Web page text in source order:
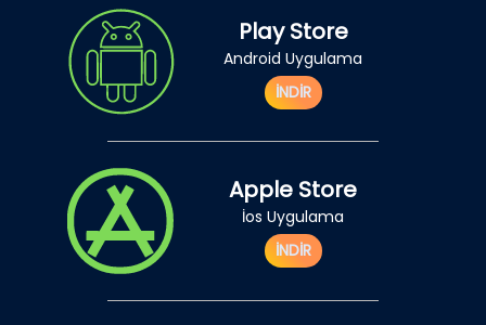
Play Store
Android Uygulama
İNDİR
Apple Store
İos Uygulama
İNDİR